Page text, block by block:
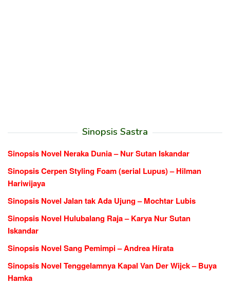
Sinopsis Sastra
Sinopsis Novel Neraka Dunia – Nur Sutan Iskandar
Sinopsis Cerpen Styling Foam (serial Lupus) – Hilman
Hariwijaya
Sinopsis Novel Jalan tak Ada Ujung – Mochtar Lubis
Sinopsis Novel Hulubalang Raja – Karya Nur Sutan
Iskandar
Sinopsis Novel Sang Pemimpi – Andrea Hirata
Sinopsis Novel Tenggelamnya Kapal Van Der Wijck – Buya
Hamka